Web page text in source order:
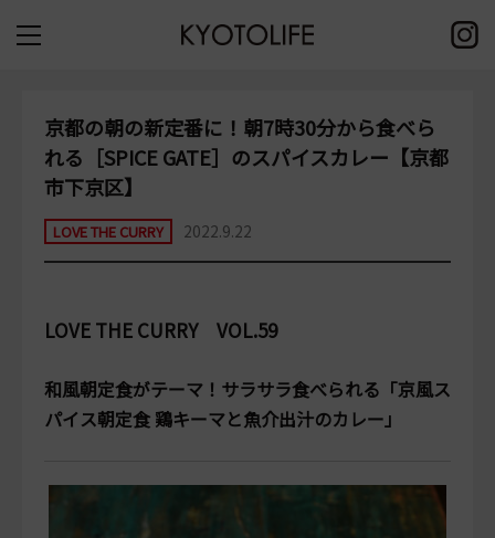
京都の朝の新定番に！朝7時30分から食べら
れる［SPICE GATE］のスパイスカレー【京都
市下京区】
LOVE THE CURRY 2022.9.22
LOVE THE CURRY VOL.59
和風朝定食がテーマ！サラサラ食べられる「京風ス
パイス朝定食 鶏キーマと魚介出汁のカレー」